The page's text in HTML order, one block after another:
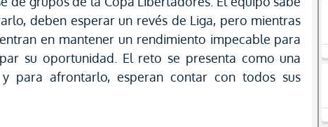
deben esperar un revés de Liga, pero mientras
en mantener un rendimiento impecable para
su oportunidad. El reto se presenta como una
para afrontarlo, esperan contar con todos sus